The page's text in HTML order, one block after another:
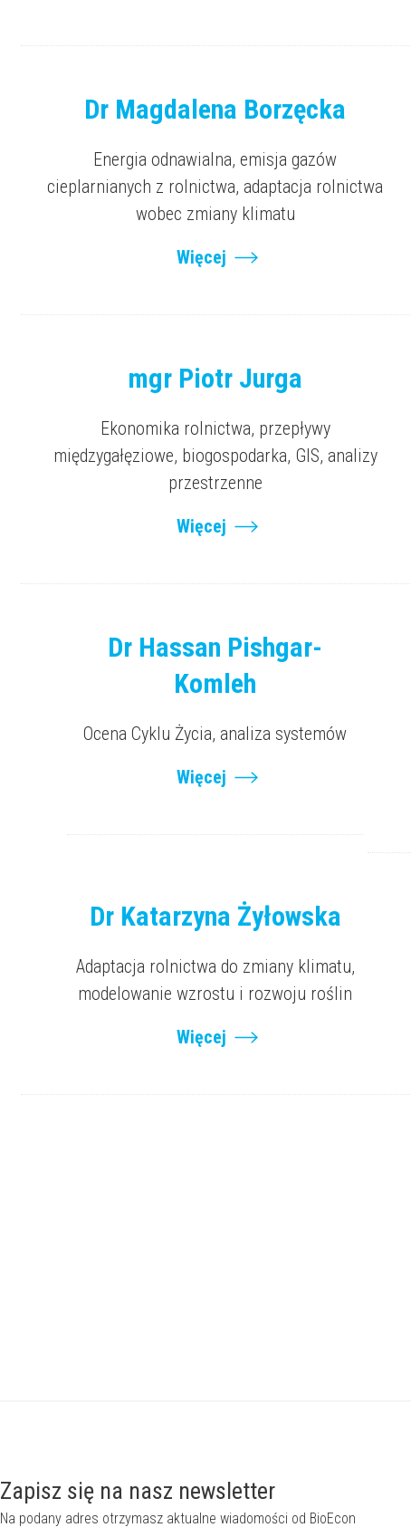
Dr Magdalena Borzęcka
Energia odnawialna, emisja gazów
cieplarnianych z rolnictwa, adaptacja rolnictwa
wobec zmiany klimatu
Więcej
mgr Piotr Jurga
Ekonomika rolnictwa, przepływy
międzygałęziowe, biogospodarka, GIS, analizy
przestrzenne
Więcej
Dr Hassan Pishgar-
Komleh
Ocena Cyklu Życia, analiza systemów
Więcej
Dr Katarzyna Żyłowska
Adaptacja rolnictwa do zmiany klimatu,
modelowanie wzrostu i rozwoju roślin
Więcej
Zapisz się na nasz newsletter
Na podany adres otrzymasz aktualne wiadomości od BioEcon